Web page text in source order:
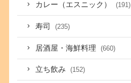
カレー（エスニック） (191)
寿司 (235)
居酒屋・海鮮料理 (660)
立ち飲み (152)